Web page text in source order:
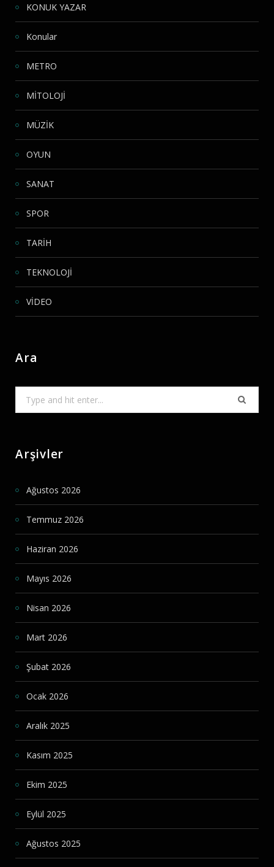
KONUK YAZAR
Konular
METRO
MİTOLOJİ
MÜZİK
OYUN
SANAT
SPOR
TARİH
TEKNOLOJİ
VİDEO
Ara
Arşivler
Ağustos 2026
Temmuz 2026
Haziran 2026
Mayıs 2026
Nisan 2026
Mart 2026
Şubat 2026
Ocak 2026
Aralık 2025
Kasım 2025
Ekim 2025
Eylül 2025
Ağustos 2025